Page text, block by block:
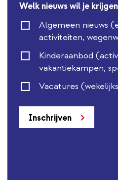
Welk nieuws wil je
Algemeen nieuws
activiteiten,
Kinderaanbod
vakantiekampen,
Vacatures
Inschrijven